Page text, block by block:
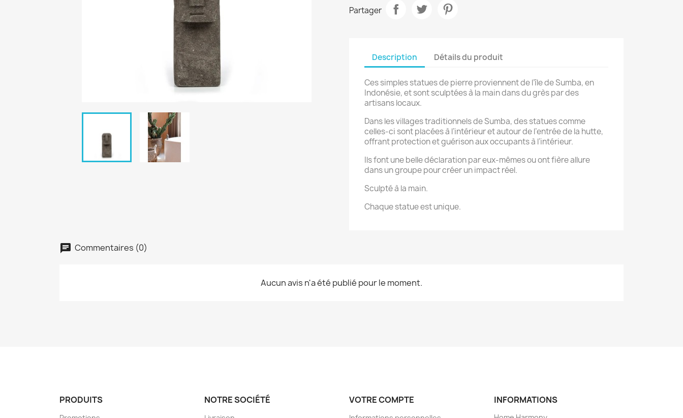
Partager
Description Détails du produit
Ces simples statues de pierre proviennent de l’île de Sumba, en
Indonésie, et sont sculptées à la main dans du grès par des
artisans locaux.
Dans les villages traditionnels de Sumba, des statues comme
celles-ci sont placées à l’intérieur et autour de l’entrée de la hutte,
offrant protection et guérison aux occupants à l’intérieur.
Ils font une belle déclaration par eux-mêmes ou ont fière allure
dans un groupe pour créer un impact réel.
Sculpté à la main.
Chaque statue est unique.
Commentaires (0)
Aucun avis n'a été publié pour le moment.
PRODUITS NOTRE SOCIÉTÉ VOTRE COMPTE INFORMATIONS